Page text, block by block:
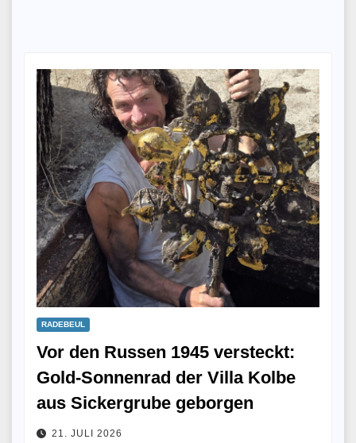
RADEBEUL
Vor den Russen 1945 versteckt:
Gold-Sonnenrad der Villa Kolbe
aus Sickergrube geborgen
21. JULI 2026